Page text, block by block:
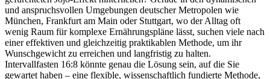
und anspruchsvollen Umgebungen deutscher Metropolen wie
München, Frankfurt am Main oder Stuttgart, wo der Alltag oft
wenig Raum für komplexe Ernährungspläne lässt, suchen viele nach
einer effektiven und gleichzeitig praktikablen Methode, um ihr
Wunschgewicht zu erreichen und langfristig zu halten.
Intervallfasten 16:8 könnte genau die Lösung sein, auf die Sie
gewartet haben – eine flexible, wissenschaftlich fundierte Methode,